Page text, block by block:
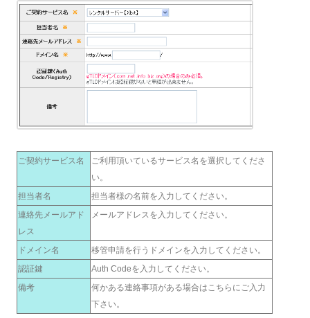
ご契約サービス名
ご利用頂いているサービス名を選択してくださ
い。
担当者名
担当者様の名前を入力してください。
連絡先メールアド
レス
メールアドレスを入力してください。
ドメイン名
移管申請を行うドメインを入力してください。
認証鍵
Auth Codeを入力してください。
備考
何かある連絡事項がある場合はこちらにご入力
下さい。